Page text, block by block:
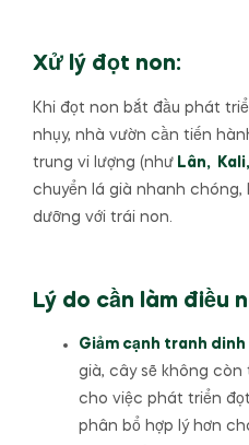
Xử lý đọt non:
Khi đọt non bắt đầu phát
nhụy, nhà vườn cần tiến
trung vi lượng (như Lân,
chuyển lá già nhanh
dưỡng với trái non.
Lý do cần làm điều
Giảm cạnh tranh
già, cây sẽ không còn
cho việc phát triển
phân bổ hợp lý hơn